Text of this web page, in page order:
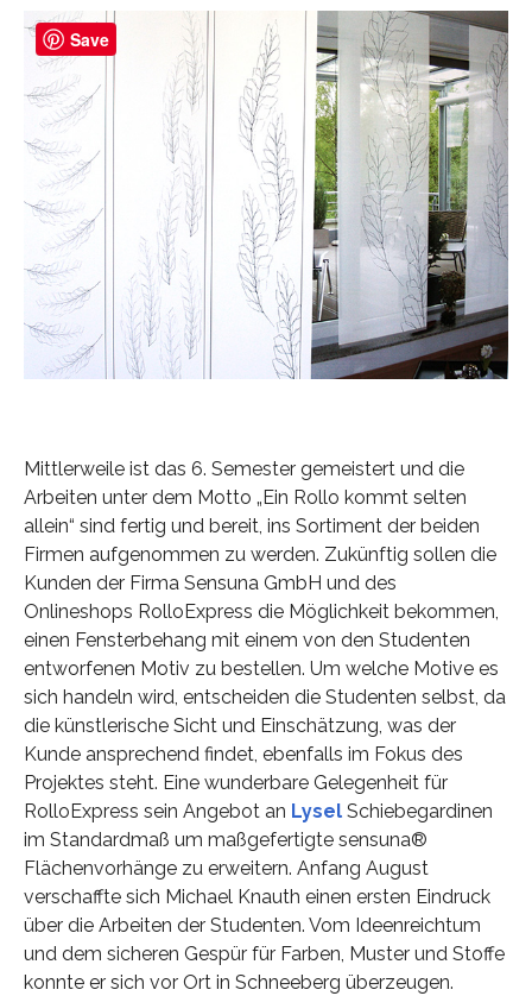
Mittlerweile ist das 6. Semester gemeistert und die
Arbeiten unter dem Motto „Ein Rollo kommt selten
allein“ sind fertig und bereit, ins Sortiment der beiden
Firmen aufgenommen zu werden. Zukünftig sollen die
Kunden der Firma Sensuna GmbH und des
Onlineshops RolloExpress die Möglichkeit bekommen,
einen Fensterbehang mit einem von den Studenten
entworfenen Motiv zu bestellen. Um welche Motive es
sich handeln wird, entscheiden die Studenten selbst, da
die künstlerische Sicht und Einschätzung, was der
Kunde ansprechend findet, ebenfalls im Fokus des
Projektes steht. Eine wunderbare Gelegenheit für
RolloExpress sein Angebot an Lysel Schiebegardinen
im Standardmaß um maßgefertigte sensuna®
Flächenvorhänge zu erweitern. Anfang August
verschaffte sich Michael Knauth einen ersten Eindruck
über die Arbeiten der Studenten. Vom Ideenreichtum
und dem sicheren Gespür für Farben, Muster und Stoffe
konnte er sich vor Ort in Schneeberg überzeugen.
Save